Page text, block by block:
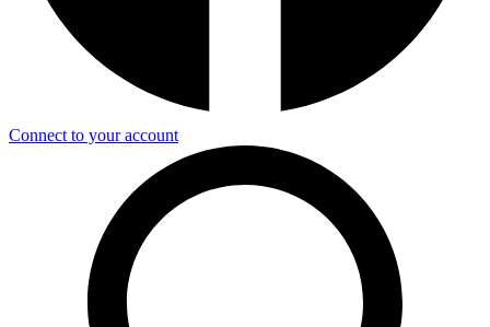
Connect to your account